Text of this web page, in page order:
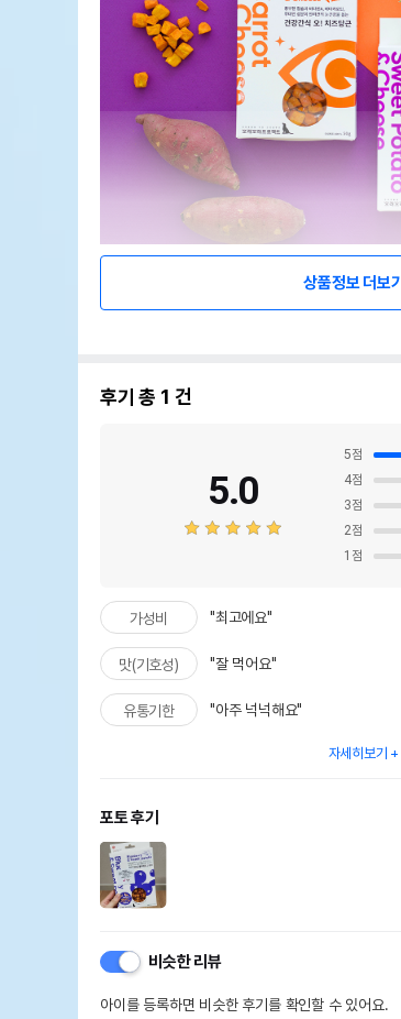
상품정보 더보기
후기 총 1 건
5.0
5점
4점
3점
2점
1 점
가성비 "최고에요"
맛(기호성) "잘 먹어요"
유통기한 "아주 넉넉해요"
자세히보기
포토 후기
비슷한 리뷰
아이를 등록하면 비슷한 후기를 확인할 수 있어요.